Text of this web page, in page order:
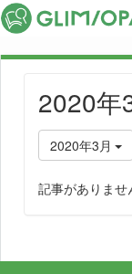
2020年
2020年3月
記事がありませ